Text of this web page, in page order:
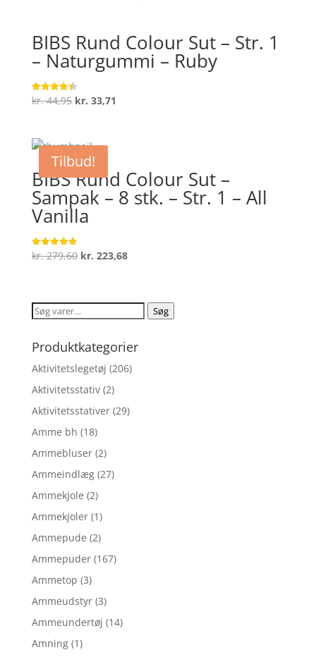
BIBS Rund Colour Sut – Str. 1
– Naturgummi – Ruby
Vurderet
4.4
kr.44,95 Den
var:
kr. 44,95.
kr. 33,71
Tilbud!
BIBS Rund Colour Sut –
Sampak – 8 stk. – Str. 1 – All
Vanilla
Vurderet
4.8
kr.279,60 Den
var:
kr. 279,60.
kr. 223,68Den
er:
kr. 223,68.
Søg
Søg
Produktkategorier
Aktivitetslegetøj (206)
Aktivitetsstativ (2)
Aktivitetsstativer (29)
Amme bh (18)
Ammebluser (2)
Ammeindlæg (27)
Ammekjole (2)
Ammekjoler (1)
Ammepude (2)
Ammepuder (167)
Ammetop (3)
Ammeudstyr (3)
Ammeundertøj (14)
Amning (1)